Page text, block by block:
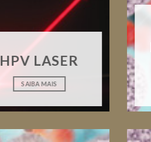
HPV LASER
SAIBA MAIS